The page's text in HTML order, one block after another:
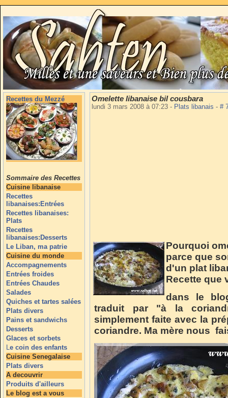
Recettes du Mezzé
Sommaire des Recettes
Cuisine libanaise
Recettes
libanaises:Entrées
Recettes libanaises:
Plats
Recettes
libanaises:Desserts
Le Liban, ma patrie
Cuisine du monde
Accompagnements
Entrées froides
Entrées Chaudes
Salades
Quiches et tartes salées
Plats divers
Pains et sandwichs
Desserts
Glaces et sorbets
Le coin des enfants
Cuisine Senegalaise
Plats divers
A decouvrir
Produits d'ailleurs
Le blog est a vous
Omelette libanaise bil cousbara
lundi 3 mars 2008 à 07:23 - Plats libanais - #
Pourquoi
parce que
d'un plat
Recette que
dans le
traduit par "à la
simplement faite avec la
coriandre. Ma mère nous